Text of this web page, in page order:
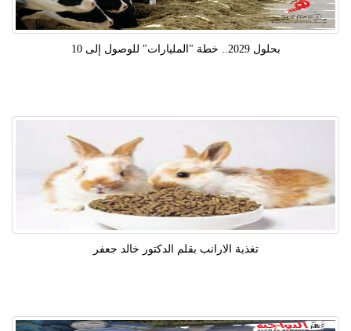
بحلول 2029.. خطة "المليارات" للوصول إلى 10
تغذية الارانب بقلم الدكتور خالد جعفر